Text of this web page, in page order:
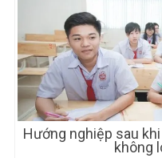
Hướng nghiệp sau
không